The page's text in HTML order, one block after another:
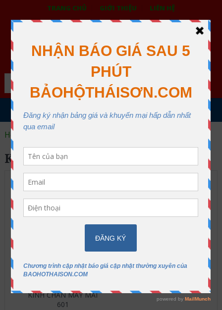
TRANG CHỦ GIỚI THIỆU LIÊN HỆ
BẢO HỘ LAO ĐỘNG THÁI SƠN
XƯỞNG MAY THÁI SƠN QUẬN 12
Search
MENU
Home
KÍNH MÀI
KÍNH CHẮN MÁY MÀI
601